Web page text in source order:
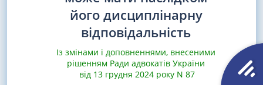
його дисциплінарну
відповідальність
Із змінами і доповненнями, внесеними
рішенням Ради адвокатів України
від 13 грудня 2024 року N 87